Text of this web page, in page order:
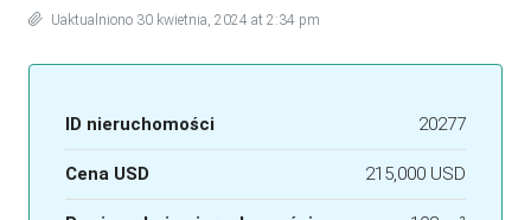
Uaktualniono 30 kwietnia, 2024 at 2:34 pm
ID nieruchomości 20277
Cena USD 215,000 USD